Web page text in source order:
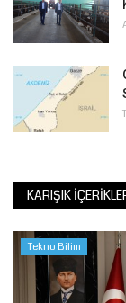
KARIŞIK
Tekno Bilim